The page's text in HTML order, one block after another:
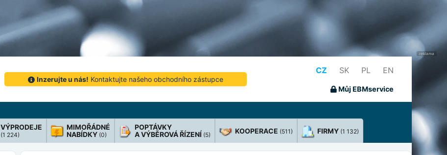
Inzerujte u nás! Kontaktujte našeho obchodního zástupce
CZ SK PL EN
Můj EBMservice
VÝPRODEJE
(1 224)
MIMOŘÁDNÉ
NABÍDKY (0)
POPTÁVKY
A VÝBĚROVÁ ŘÍZENÍ (5) KOOPERACE (511) FIRMY (1 132)